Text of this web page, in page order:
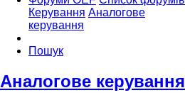
Керування Аналогове
керування
Пошук
Аналогове керування